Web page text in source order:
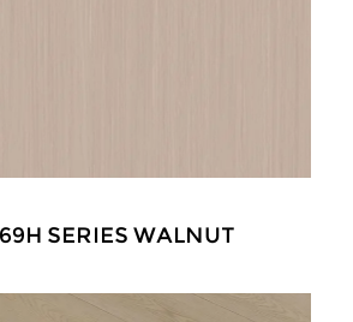
SERIES WALNUT